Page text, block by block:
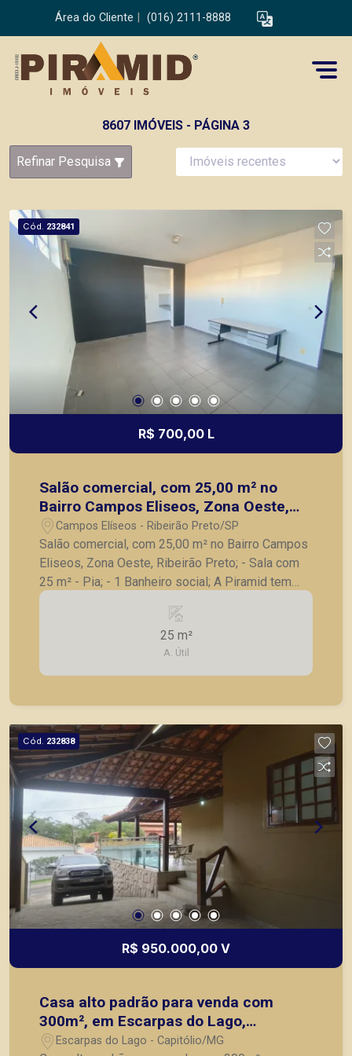
Área do Cliente (016) 2111-8888
8607 IMÓVEIS - PÁGINA 3
Refinar Pesquisa
Cód. 232841
R$ 700,00 L
Salão comercial, com 25,00 m² no
Bairro Campos Eliseos, Zona Oeste,
Ribeirão Preto;
Campos Elíseos - Ribeirão Preto/SP
Salão comercial, com 25,00 m² no Bairro Campos
Eliseos, Zona Oeste, Ribeirão Preto; - Sala com
25 m² - Pia; - 1 Banheiro social; A Piramid tem
como objetivo atender seus clientes com
agilidade e segurança, em locação, vendas de
imóveis prontos, usados ou mesmo nos
principais lançamentos da cidade de Ribeirão
Preto.
25 m²
A. Útil
Cód. 232838
R$ 950.000,00 V
Casa alto padrão para venda com
300m², em Escarpas do Lago,
Capitolio/MG.
Escarpas do Lago - Capitólio/MG